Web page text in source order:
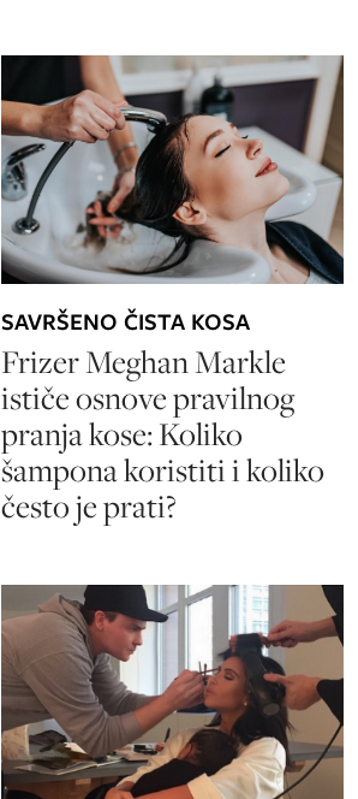
SAVRŠENO ČISTA KOSA
Frizer Meghan Markle
ističe osnove pravilnog
pranja kose: Koliko
šampona koristiti i koliko
često je prati?